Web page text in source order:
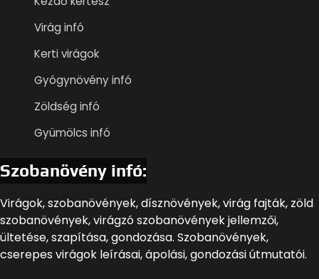
Virág infó
Kerti virágok
Gyógynövény infó
Zöldség infó
Gyümölcs infó
Szobanövény infó:
Virágok, szobanövények, dísznövények, virág fajták, zöld
szobanövények, virágzó szobanövények jellemzői,
ültetése, szapítása, gondozása. Szobanövények,
cserepes virágok leírásai, ápolási, gondozási útmutatói.